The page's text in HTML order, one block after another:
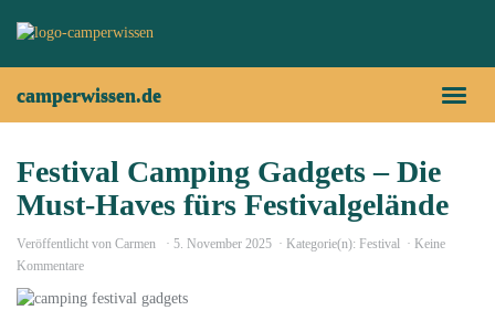
Toggle
camperwissen.de
Festival Camping Gadgets – Die
Must-Haves fürs Festivalgelände
Veröffentlicht von Carmen 5. November 2025 Kategorie(n): Festival
Keine
Kommentare